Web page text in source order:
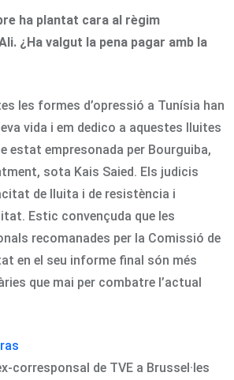
ha plantat cara al règim
¿Ha valgut la pena pagar amb la
les formes d’opressió a Tunísia han
vida i em dedico a aquestes lluites
estat empresonada per Bourguiba,
sota Kais Saied. Els judicis
de lluita i de resistència i
Estic convençuda que les
recomanades per la Comissió de
en el seu informe final són més
que mai per combatre l’actual
corresponsal de TVE a Brussel·les